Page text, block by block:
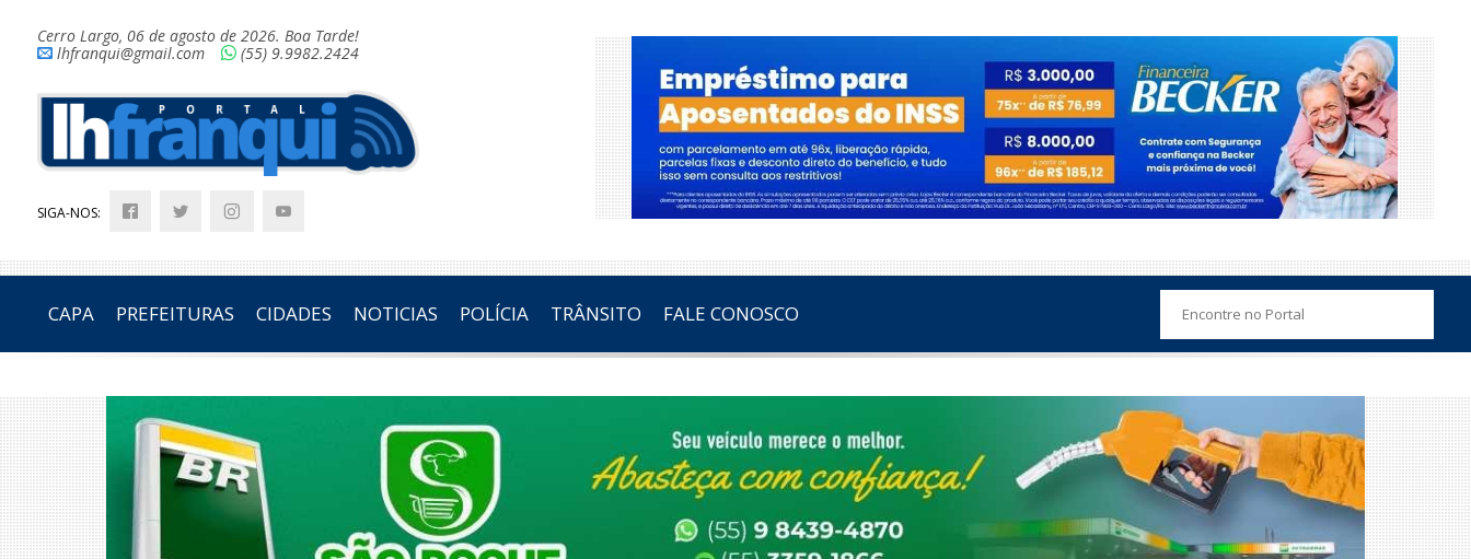
Cerro Largo, 06 de agosto de 2026. Boa Tarde!
lhfranqui@gmail.com
(55) 9.9982.2424
SIGA-NOS:
CAPA PREFEITURAS CIDADES NOTICIAS POLÍCIA TRÂNSITO FALE CONOSCO